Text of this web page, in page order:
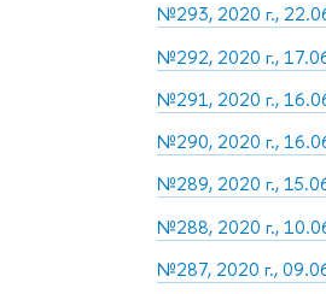
№293, 2020 г.,
№292, 2020 г.,
№291, 2020 г.,
№290, 2020 г.,
№289, 2020 г.,
№288, 2020 г.,
№287, 2020 г.,